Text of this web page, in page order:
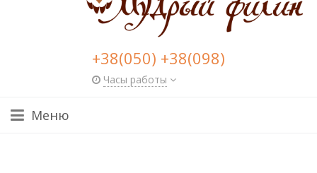
+38(050) +38(098)
Часы работы
Меню